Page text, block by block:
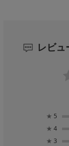
レビュ
★ 5
★ 4
★ 3